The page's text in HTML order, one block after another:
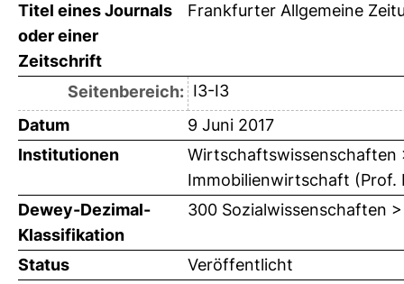
Titel eines Journals
oder einer
Zeitschrift
Frankfurter Allgemeine
Seitenbereich: I3-I3
Datum
9 Juni 2017
Institutionen
Wirtschaftswissenschaften
Immobilienwirtschaft (Prof.
Dewey-Dezimal-
Klassifikation
300 Sozialwissenschaften
Status
Veröffentlicht